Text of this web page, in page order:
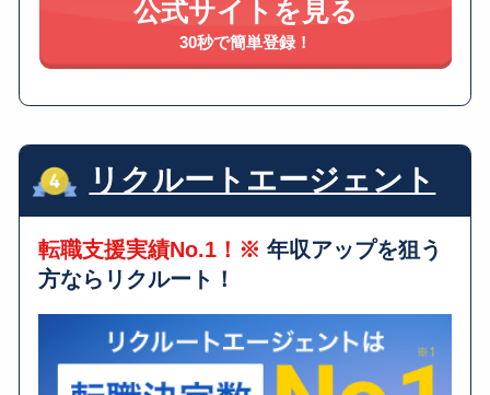
30秒で簡単登録！
リクルートエージェント
転職支援実績No.1！※ 年収アップを狙う
方ならリクルート！